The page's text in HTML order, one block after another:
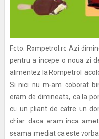
Foto: Rompetrol.ro Azi
pentru a incepe o noua zi
alimentez la Rompetrol,
Si nici nu m-am coborat
eram de dimineata, ca la
cu un pliant de catre un
chiar daca eram inca
seama imediat ca este vorba